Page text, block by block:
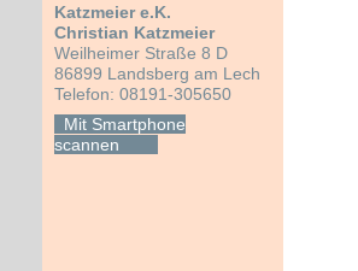
Katzmeier e.K.
Christian Katzmeier
Weilheimer Straße 8 D
86899 Landsberg am Lech
Telefon: 08191-305650
Mit Smartphone
scannen